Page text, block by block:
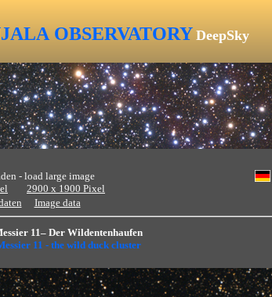
OBSERVATORY DeepSky
- load large image
2900 x 1900 Pixel
Image data
11– Der Wildentenhaufen
11 - the wild duck cluster